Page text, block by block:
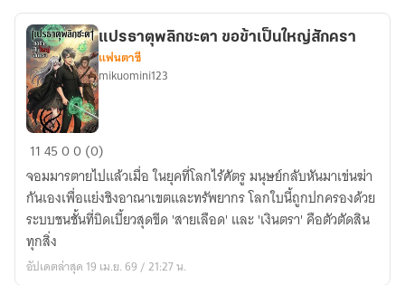
สวะ
แปร
พลิก
ชะตา
ขอ
ข้า
เป็น
แปรธาตุพลิกชะตา ขอข้าเป็นใหญ่สักครา
แฟนตาซี
mikuomini123
114500 (0)
จอมมารตายไปแล้วเมื่อ ในยุคที่โลกไร้ศัตรู มนุษย์กลับหันมาเข่นฆ่า
กันเองเพื่อแย่งชิงอาณาเขตและทรัพยากร โลกใบนี้ถูกปกครองด้วย
ระบบชนชั้นที่บิดเบี้ยวสุดขีด 'สายเลือด' และ 'เงินตรา' คือตัวตัดสิน
ทุกสิ่ง
อัปเดตล่าสุด 19 เม.ย. 69 / 21:27 น.